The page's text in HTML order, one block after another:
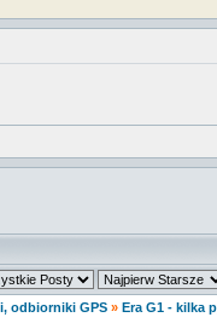
odbiorniki GPS » Era G1 - kilka